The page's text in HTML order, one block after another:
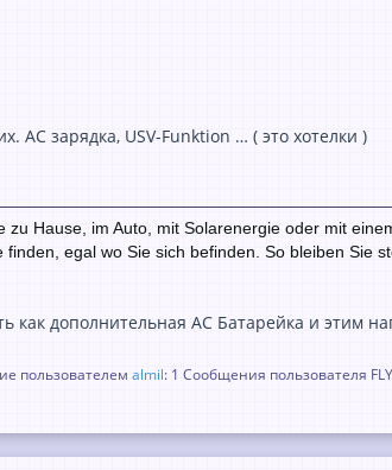
АС зарядка, USV-Funktion … ( это хотелки )
Hause, im Auto, mit Solarenergie oder mit
egal wo Sie sich befinden. So bleiben Sie
как дополнительная АС Батарейка и этим
пользователем almil: 1 Сообщения пользователя